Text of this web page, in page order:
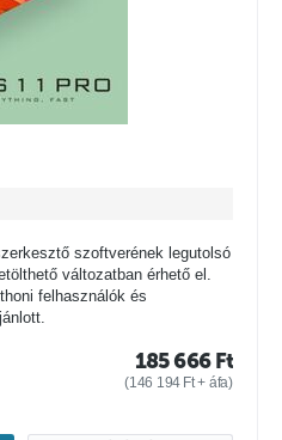
szoftverének legutolsó
változatban érhető el.
felhasználók és
185 666 Ft
(146 194 Ft+ áfa)